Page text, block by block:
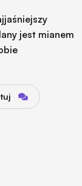
jest mianem